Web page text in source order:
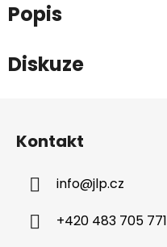
Popis
Diskuze
Kontakt
info@jlp.cz
+420 483 705 771